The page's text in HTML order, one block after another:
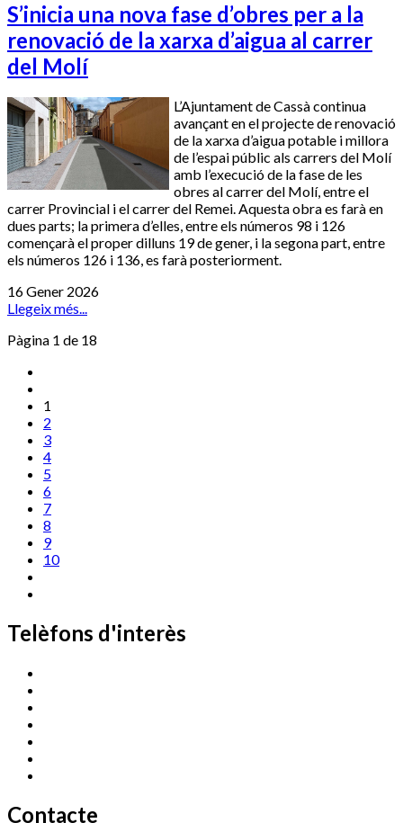
S’inicia una nova fase d’obres per a la
renovació de la xarxa d’aigua al carrer
del Molí
L’Ajuntament de Cassà continua
avançant en el projecte de renovació
de la xarxa d’aigua potable i millora
de l’espai públic als carrers del Molí
amb l’execució de la fase de les
obres al carrer del Molí, entre el
carrer Provincial i el carrer del Remei. Aquesta obra es farà en
dues parts; la primera d’elles, entre els números 98 i 126
començarà el proper dilluns 19 de gener, i la segona part, entre
els números 126 i 136, es farà posteriorment.
16 Gener 2026
Llegeix més...
Pàgina 1 de 18
1
2
3
4
5
6
7
8
9
10
Telèfons d'interès
Contacte